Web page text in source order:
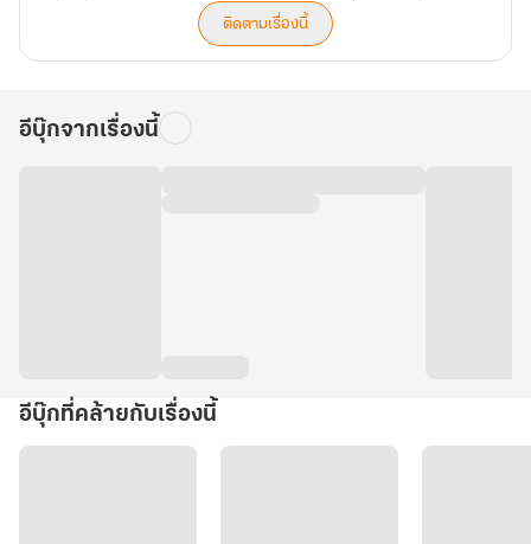
ติดตามเรื่องนี้
อีบุ๊กจากเรื่องนี้
อีบุ๊กที่คล้ายกับเรื่องนี้